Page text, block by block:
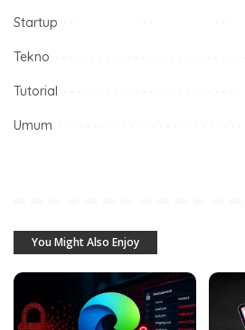
Startup
Tekno
Tutorial
Umum
You Might Also Enjoy